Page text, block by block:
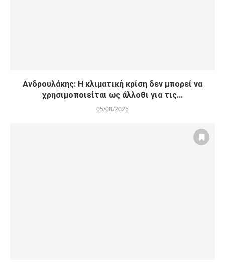
Ανδρουλάκης: Η κλιματική κρίση δεν μπορεί να
χρησιμοποιείται ως άλλοθι για τις...
05/08/2026